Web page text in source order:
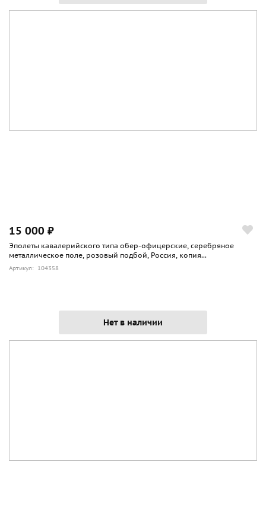
15 000 ₽
Эполеты кавалерийского типа обер-офицерские, серебряное
металлическое поле, розовый подбой, Россия, копия...
Артикул: 104358
Нет в наличии